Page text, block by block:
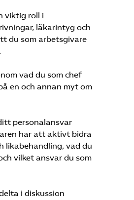
viktig roll i
läkarintyg och
du som arbetsgivare
vad du som chef
en och annan myt om
personalansvar
har att aktivt bidra
likabehandling, vad du
vilket ansvar du som
i diskussion